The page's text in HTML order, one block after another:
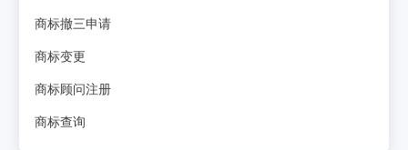
商标撤三申请
商标变更
商标顾问注册
商标查询